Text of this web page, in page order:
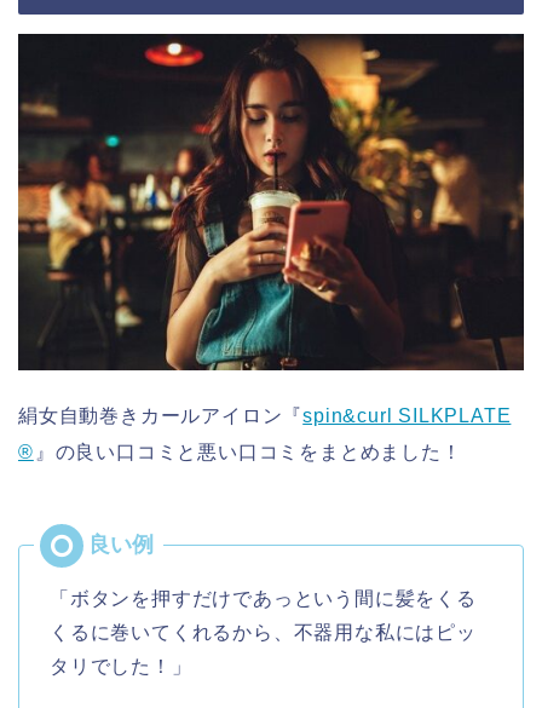
絹女自動巻きカールアイロン『spin&curl SILKPLATE
®︎ 』の良い口コミと悪い口コミをまとめました！
「ボタンを押すだけであっという間に髪をくる
くるに巻いてくれるから、不器用な私にはピッ
タリでした！」